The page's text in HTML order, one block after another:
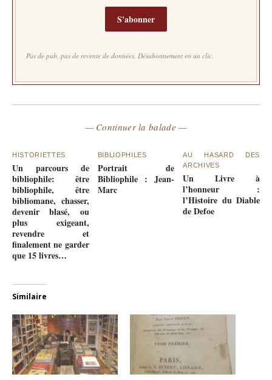
S'abonner
Pas de pub, pas de revente de données. Désabonnement en un clic.
— Continuer la balade —
HISTORIETTES
Un parcours de
bibliophile: être
bibliophile, être
bibliomane, chasser,
devenir blasé, ou
plus exigeant,
revendre et
finalement ne garder
que 15 livres…
BIBLIOPHILES
Portrait de
Bibliophile : Jean-
Marc
AU HASARD DES
ARCHIVES
Un Livre à
l’honneur :
l’Histoire du Diable
de Defoe
Similaire